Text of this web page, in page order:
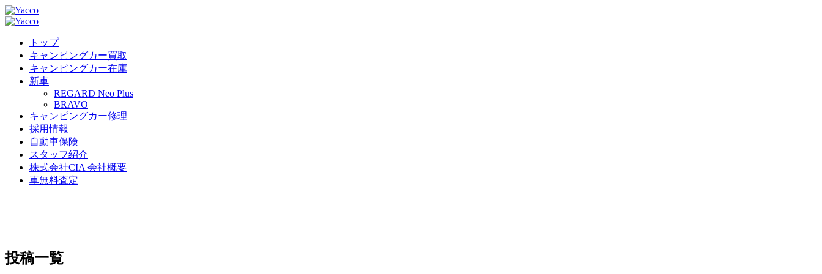
トップ
キャンピングカー買取
キャンピングカー在庫
新車
REGARD Neo Plus
BRAVO
キャンピングカー修理
採用情報
自動車保険
スタッフ紹介
株式会社CIA 会社概要
車無料査定
投稿一覧